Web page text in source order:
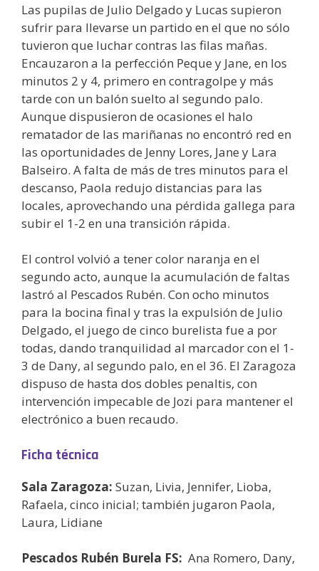
Las pupilas de Julio Delgado y Lucas supieron
sufrir para llevarse un partido en el que no sólo
tuvieron que luchar contras las filas mañas.
Encauzaron a la perfección Peque y Jane, en los
minutos 2 y 4, primero en contragolpe y más
tarde con un balón suelto al segundo palo.
Aunque dispusieron de ocasiones el halo
rematador de las mariñanas no encontró red en
las oportunidades de Jenny Lores, Jane y Lara
Balseiro. A falta de más de tres minutos para el
descanso, Paola redujo distancias para las
locales, aprovechando una pérdida gallega para
subir el 1-2 en una transición rápida.
El control volvió a tener color naranja en el
segundo acto, aunque la acumulación de faltas
lastró al Pescados Rubén. Con ocho minutos
para la bocina final y tras la expulsión de Julio
Delgado, el juego de cinco burelista fue a por
todas, dando tranquilidad al marcador con el 1-
3 de Dany, al segundo palo, en el 36. El Zaragoza
dispuso de hasta dos dobles penaltis, con
intervención impecable de Jozi para mantener el
electrónico a buen recaudo.
Ficha técnica
Sala Zaragoza: Suzan, Livia, Jennifer, Lioba,
Rafaela, cinco inicial; también jugaron Paola,
Laura, Lidiane
Pescados Rubén Burela FS: Ana Romero, Dany,